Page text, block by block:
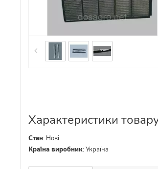
Характеристики
Стан: Нові
Країна виробник:Україна